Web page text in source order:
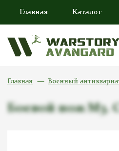
Главная Каталог
Главная Военный
Боевой нож М3.